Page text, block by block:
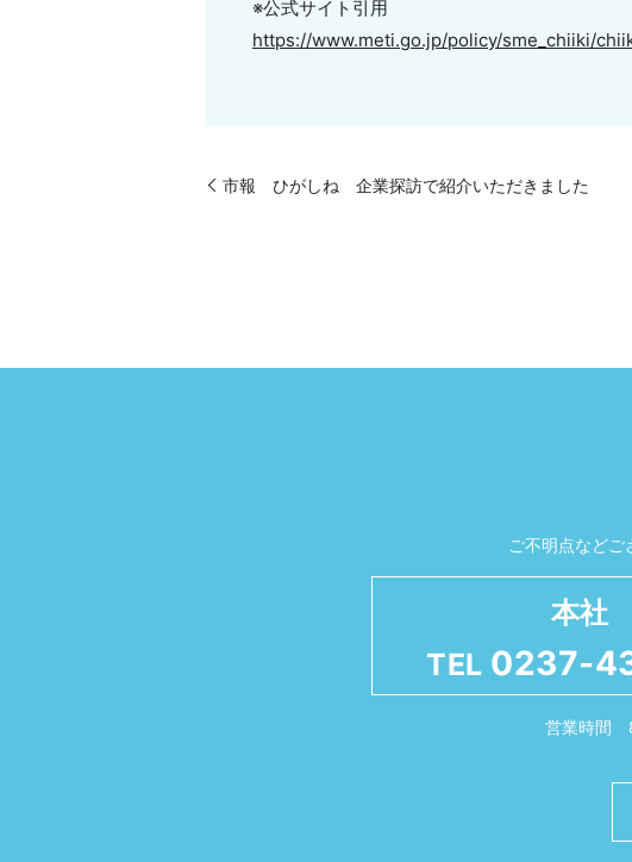
※公式サイト引用
https://www.meti.go.jp/policy/sme_chiiki/
市報 ひがしね 企業探訪で紹介いただきました
ご不明点などご
本社
TEL 0237-
営業時間